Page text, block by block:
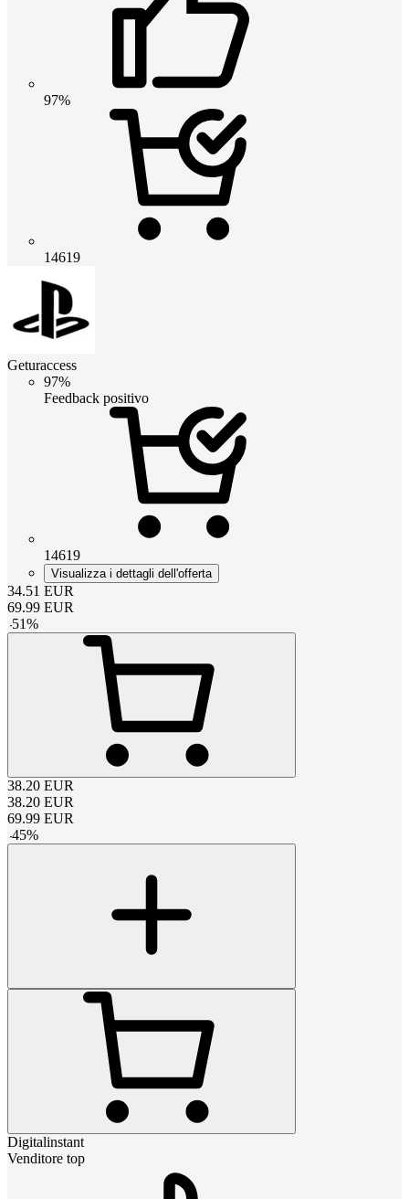
97%
14619
Geturaccess
97%
Feedback positivo
14619
Visualizza i dettagli dell'offerta
34.51 EUR
69.99 EUR
-51%
38.20 EUR
38.20 EUR
69.99 EUR
-45%
Digitalinstant
Venditore top